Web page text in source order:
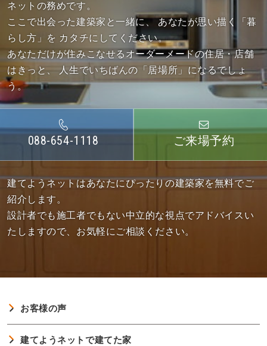
ネットの務めです。
ここで出会った建築家と一緒に、
あなたが思い描く「暮
らし方」を カタチにしてください。
あなただけが住みこなせるオーダーメードの住居・店舗
はきっと、
人生でいちばんの「居場所」になるでしょ
う。
088-654-1118 ご来場予約
建てようネットはあなたにぴったりの建築家を無料でご
紹介します。
設計者でも施工者でもない中立的な視点でアドバイスい
たしますので、お気軽にご相談ください。
お客様の声
建てようネットで建てた家